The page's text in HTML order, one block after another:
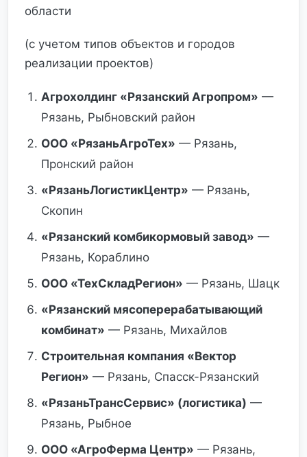
области
(с учетом типов объектов и городов
реализации проектов)
Агрохолдинг «Рязанский Агропром» —
Рязань, Рыбновский район
ООО «РязаньАгроТех» — Рязань,
Пронский район
«РязаньЛогистикЦентр» — Рязань,
Скопин
«Рязанский комбикормовый завод» —
Рязань, Кораблино
ООО «ТехСкладРегион» — Рязань, Шацк
«Рязанский мясоперерабатывающий
комбинат» — Рязань, Михайлов
Строительная компания «Вектор
Регион» — Рязань, Спасск-Рязанский
«РязаньТрансСервис» (логистика) —
Рязань, Рыбное
ООО «АгроФерма Центр» — Рязань,